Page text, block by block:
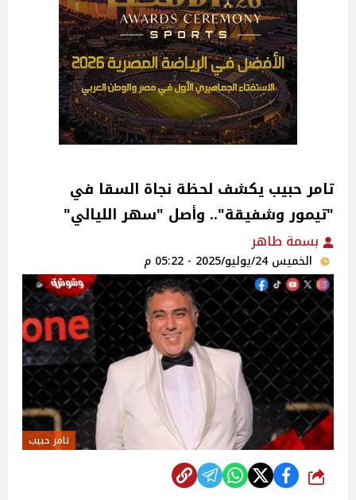
تامر حبيب يكشف لحظة نجاة السقا في
"تيمور وشفيقة".. وأصل "سهر الليالي"‎
بسمة طاهر
الخميس 24/يوليو/2025 - 05:22 م
تامر حبيب
شارك